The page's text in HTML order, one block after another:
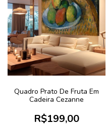
Quadro Prato De Fruta Em
Cadeira Cezanne
R$199,00